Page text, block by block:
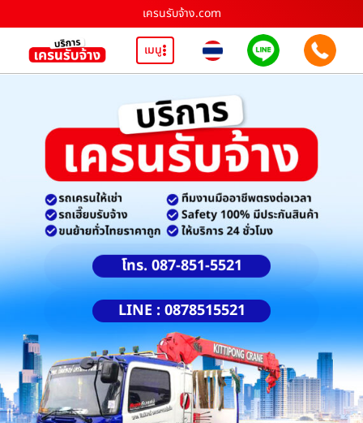
เครนรับจ้าง.com
เมนู
โทร. 087-851-5521
LINE : 0878515521